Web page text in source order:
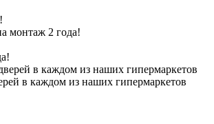
в каждом из наших гипермаркетов